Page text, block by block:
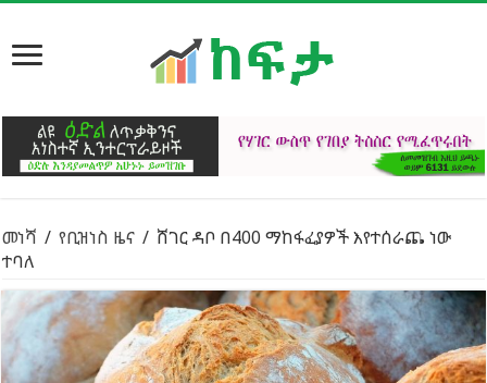
መነሻ / የቢዝነስ ዜና / ሸገር ዳቦ በ400 ማከፋፈያዎች እየተሰራጨ ነው
ተባለ